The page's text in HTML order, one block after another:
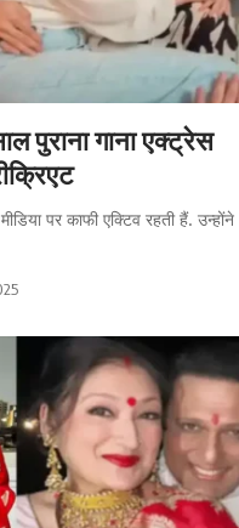
पुराना गाना एक्ट्रेस
पर काफी एक्टिव रहती हैं. उन्होंने